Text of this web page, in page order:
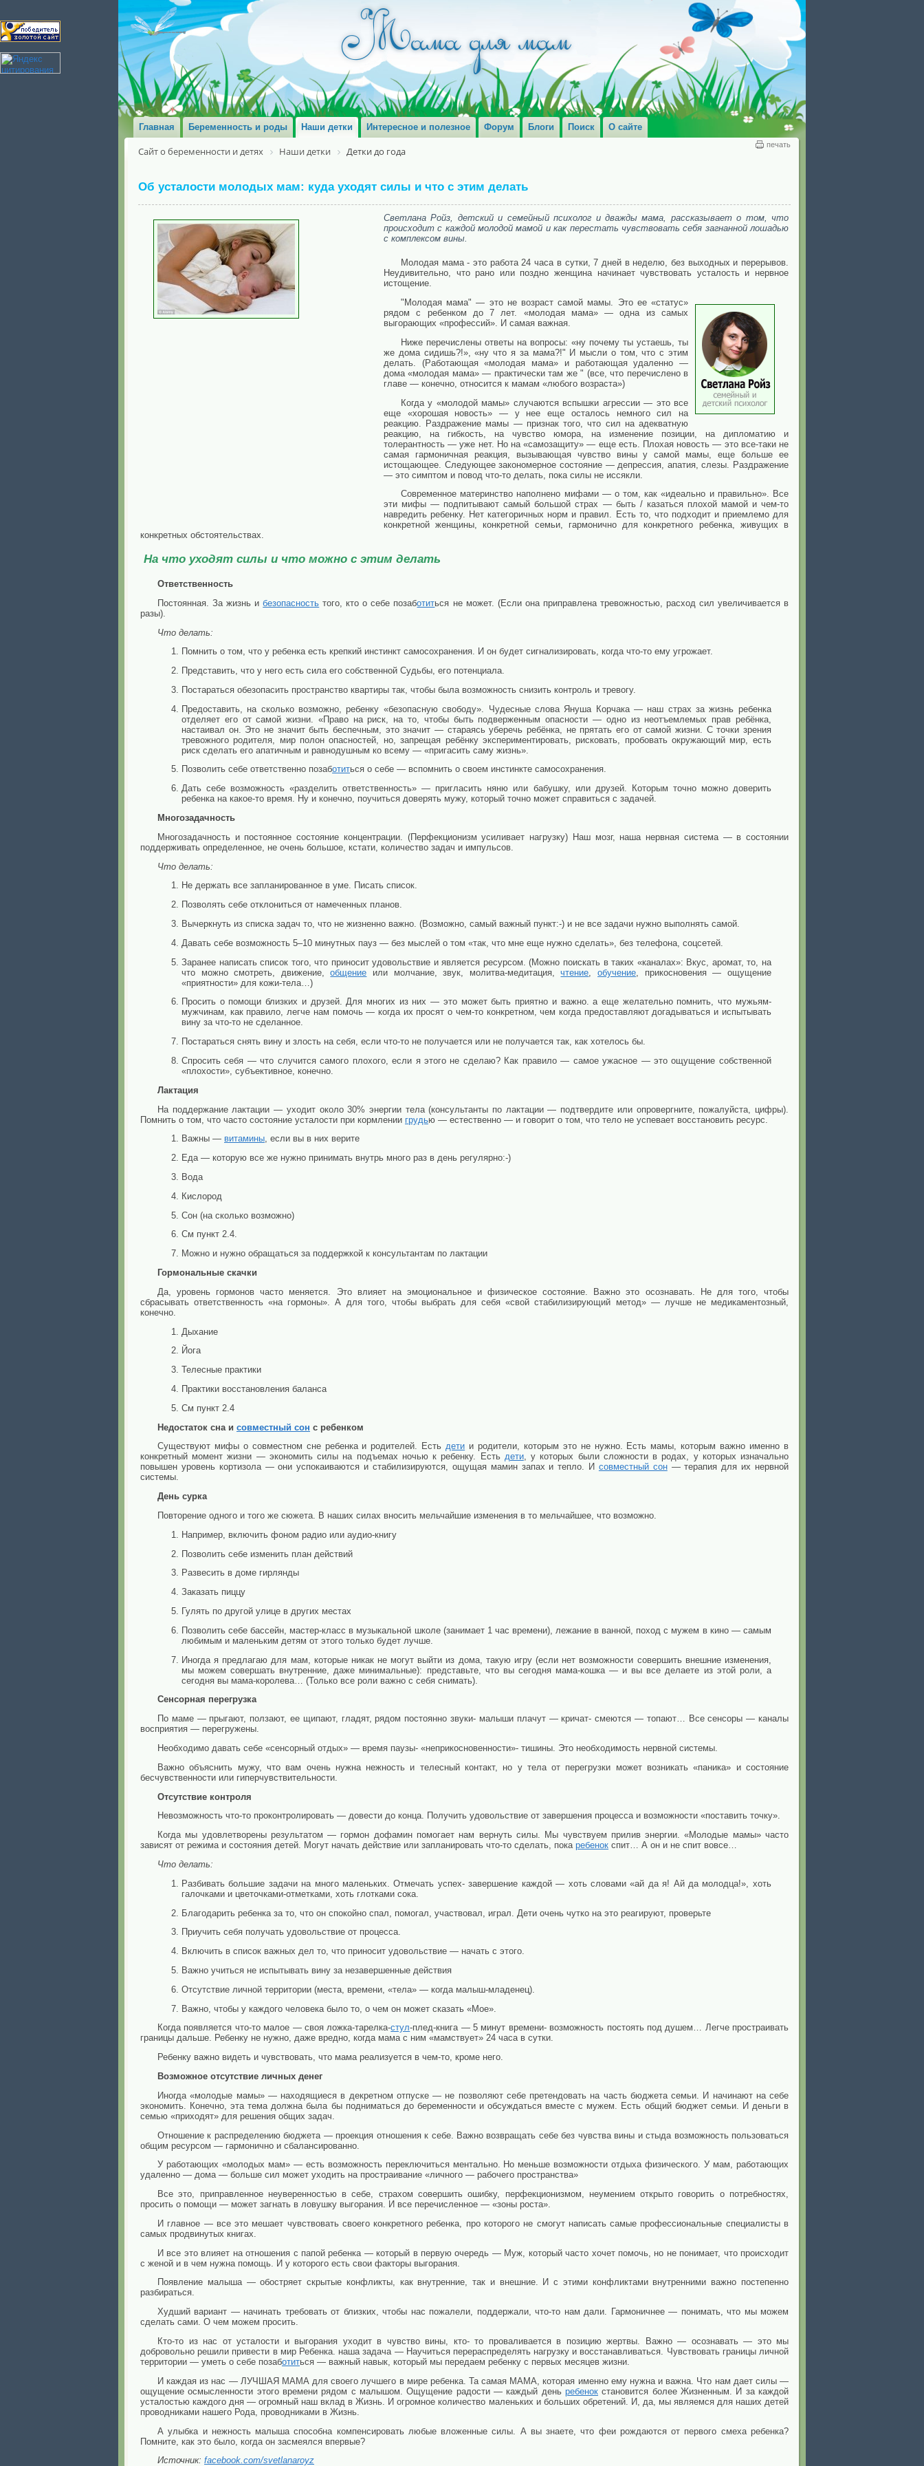
Главная Беременность и роды Наши детки Интересное и полезное Форум Блоги Поиск О сайте
печать
Сайт о беременности и детях Наши детки Детки до года
Об усталости молодых мам: куда уходят силы и что с этим делать
Светлана Ройз, детский и семейный психолог и дважды мама, рассказывает о том, что
происходит с каждой молодой мамой и как перестать чувствовать себя загнанной лошадью
с комплексом вины.
Молодая мама - это работа 24 часа в сутки, 7 дней в неделю, без выходных и перерывов.
Неудивительно, что рано или поздно женщина начинает чувствовать усталость и нервное
истощение.
"Молодая мама" — это не возраст самой мамы. Это ее «статус»
рядом с ребенком до 7 лет. «молодая мама» — одна из самых
выгорающих «профессий». И самая важная.
Ниже перечислены ответы на вопросы: «ну почему ты устаешь, ты
же дома сидишь?!», «ну что я за мама?!" И мысли о том, что с этим
делать. (Работающая «молодая мама» и работающая удаленно —
дома «молодая мама» — практически там же " (все, что перечислено в
главе — конечно, относится к мамам «любого возраста»)
Когда у «молодой мамы» случаются вспышки агрессии — это все
еще «хорошая новость» — у нее еще осталось немного сил на
реакцию. Раздражение мамы — признак того, что сил на адекватную
реакцию, на гибкость, на чувство юмора, на изменение позиции, на дипломатию и
толерантность — уже нет. Но на «самозащиту» — еще есть. Плохая новость — это все-таки не
самая гармоничная реакция, вызывающая чувство вины у самой мамы, еще больше ее
истощающее. Следующее закономерное состояние — депрессия, апатия, слезы. Раздражение
— это симптом и повод что-то делать, пока силы не иссякли.
Современное материнство наполнено мифами — о том, как «идеально и правильно». Все
эти мифы — подпитывают самый большой страх — быть / казаться плохой мамой и чем-то
навредить ребенку. Нет категоричных норм и правил. Есть то, что подходит и приемлемо для
конкретной женщины, конкретной семьи, гармонично для конкретного ребенка, живущих в
конкретных обстоятельствах.
На что уходят силы и что можно с этим делать
Ответственность
Постоянная. За жизнь ибезопасность того, кто о себе позаботиться не может. (Если она приправлена тревожностью, расход сил увеличивается в
разы).
Что делать:
Помнить о том, что у ребенка есть крепкий инстинкт самосохранения. И он будет сигнализировать, когда что-то ему угрожает.
Представить, что у него есть сила его собственной Судьбы, его потенциала.
Постараться обезопасить пространство квартиры так, чтобы была возможность снизить контроль и тревогу.
Предоставить, на сколько возможно, ребенку «безопасную свободу». Чудесные слова Януша Корчака — наш страх за жизнь ребенка
отделяет его от самой жизни. «Право на риск, на то, чтобы быть подверженным опасности — одно из неотъемлемых прав ребёнка,
настаивал он. Это не значит быть беспечным, это значит — стараясь уберечь ребёнка, не прятать его от самой жизни. С точки зрения
тревожного родителя, мир полон опасностей, но, запрещая ребёнку экспериментировать, рисковать, пробовать окружающий мир, есть
риск сделать его апатичным и равнодушным ко всему — «пригасить саму жизнь».
Позволить себе ответственно позаботиться о себе — вспомнить о своем инстинкте самосохранения.
Дать себе возможность «разделить ответственность» — пригласить няню или бабушку, или друзей. Которым точно можно доверить
ребенка на какое-то время. Ну и конечно, поучиться доверять мужу, который точно может справиться с задачей.
Многозадачность
Многозадачность и постоянное состояние концентрации. (Перфекционизм усиливает нагрузку) Наш мозг, наша нервная система — в состоянии
поддерживать определенное, не очень большое, кстати, количество задач и импульсов.
Что делать:
Не держать все запланированное в уме. Писать список.
Позволять себе отклониться от намеченных планов.
Вычеркнуть из списка задач то, что не жизненно важно. (Возможно, самый важный пункт:-) и не все задачи нужно выполнять самой.
Давать себе возможность 5–10 минутных пауз — без мыслей о том «так, что мне еще нужно сделать», без телефона, соцсетей.
Заранее написать список того, что приносит удовольствие и является ресурсом. (Можно поискать в таких «каналах»: Вкус, аромат, то, на
что можно смотреть, движение,общение или молчание, звук, молитва-медитация,чтение ,обучение , прикосновения — ощущение
«приятности» для кожи-тела…)
Просить о помощи близких и друзей. Для многих из них — это может быть приятно и важно. а еще желательно помнить, что мужьям-
мужчинам, как правило, легче нам помочь — когда их просят о чем-то конкретном, чем когда предоставляют догадываться и испытывать
вину за что-то не сделанное.
Постараться снять вину и злость на себя, если что-то не получается или не получается так, как хотелось бы.
Спросить себя — что случится самого плохого, если я этого не сделаю? Как правило — самое ужасное — это ощущение собственной
«плохости», субъективное, конечно.
Лактация
На поддержание лактации — уходит около 30% энергии тела (консультанты по лактации — подтвердите или опровергните, пожалуйста, цифры).
Помнить о том, что часто состояние усталости при кормлении грудью — естественно — и говорит о том, что тело не успевает восстановить ресурс.
Важны — витамины, если вы в них верите
Еда — которую все же нужно принимать внутрь много раз в день регулярно:-)
Вода
Кислород
Сон (на сколько возможно)
См пункт 2.4.
Можно и нужно обращаться за поддержкой к консультантам по лактации
Гормональные скачки
Да, уровень гормонов часто меняется. Это влияет на эмоциональное и физическое состояние. Важно это осознавать. Не для того, чтобы
сбрасывать ответственность «на гормоны». А для того, чтобы выбрать для себя «свой стабилизирующий метод» — лучше не медикаментозный,
конечно.
Дыхание
Йога
Телесные практики
Практики восстановления баланса
См пункт 2.4
Недостаток сна и совместный сон с ребенком
Существуют мифы о совместном сне ребенка и родителей. Естьдети и родители, которым это не нужно. Есть мамы, которым важно именно в
конкретный момент жизни — экономить силы на подъемах ночью к ребенку. Есть дети, у которых были сложности в родах, у которых изначально
повышен уровень кортизола — они успокаиваются и стабилизируются, ощущая мамин запах и тепло. И совместный сон— терапия для их нервной
системы.
День сурка
Повторение одного и того же сюжета. В наших силах вносить мельчайшие изменения в то мельчайшее, что возможно.
Например, включить фоном радио или аудио-книгу
Позволить себе изменить план действий
Развесить в доме гирлянды
Заказать пиццу
Гулять по другой улице в других местах
Позволить себе бассейн, мастер-класс в музыкальной школе (занимает 1 час времени), лежание в ванной, поход с мужем в кино — самым
любимым и маленьким детям от этого только будет лучше.
Иногда я предлагаю для мам, которые никак не могут выйти из дома, такую игру (если нет возможности совершить внешние изменения,
мы можем совершать внутренние, даже минимальные): представьте, что вы сегодня мама-кошка — и вы все делаете из этой роли, а
сегодня вы мама-королева… (Только все роли важно с себя снимать).
Сенсорная перегрузка
По маме — прыгают, ползают, ее щипают, гладят, рядом постоянно звуки- малыши плачут — кричат- смеются — топают… Все сенсоры — каналы
восприятия — перегружены.
Необходимо давать себе «сенсорный отдых» — время паузы- «неприкосновенности»- тишины. Это необходимость нервной системы.
Важно объяснить мужу, что вам очень нужна нежность и телесный контакт, но у тела от перегрузки может возникать «паника» и состояние
бесчувственности или гиперчувствительности.
Отсутствие контроля
Невозможность что-то проконтролировать — довести до конца. Получить удовольствие от завершения процесса и возможности «поставить точку».
Когда мы удовлетворены результатом — гормон дофамин помогает нам вернуть силы. Мы чувствуем прилив энергии. «Молодые мамы» часто
зависят от режима и состояния детей. Могут начать действие или запланировать что-то сделать, пока ребенок спит… А он и не спит вовсе…
Что делать:
Разбивать большие задачи на много маленьких. Отмечать успех- завершение каждой — хоть словами «ай да я! Ай да молодца!», хоть
галочками и цветочками-отметками, хоть глотками сока.
Благодарить ребенка за то, что он спокойно спал, помогал, участвовал, играл. Дети очень чутко на это реагируют, проверьте
Приучить себя получать удовольствие от процесса.
Включить в список важных дел то, что приносит удовольствие — начать с этого.
Важно учиться не испытывать вину за незавершенные действия
Отсутствие личной территории (места, времени, «тела» — когда малыш-младенец).
Важно, чтобы у каждого человека было то, о чем он может сказать «Мое».
Когда появляется что-то малое — своя ложка-тарелка-стул-плед-книга — 5 минут времени- возможность постоять под душем… Легче простраивать
границы дальше. Ребенку не нужно, даже вредно, когда мама с ним «мамствует» 24 часа в сутки.
Ребенку важно видеть и чувствовать, что мама реализуется в чем-то, кроме него.
Возможное отсутствие личных денег
Иногда «молодые мамы» — находящиеся в декретном отпуске — не позволяют себе претендовать на часть бюджета семьи. И начинают на себе
экономить. Конечно, эта тема должна была бы подниматься до беременности и обсуждаться вместе с мужем. Есть общий бюджет семьи. И деньги в
семью «приходят» для решения общих задач.
Отношение к распределению бюджета — проекция отношения к себе. Важно возвращать себе без чувства вины и стыда возможность пользоваться
общим ресурсом — гармонично и сбалансированно.
У работающих «молодых мам» — есть возможность переключиться ментально. Но меньше возможности отдыха физического. У мам, работающих
удаленно — дома — больше сил может уходить на простраивание «личного — рабочего пространства»
Все это, приправленное неуверенностью в себе, страхом совершить ошибку, перфекционизмом, неумением открыто говорить о потребностях,
просить о помощи — может загнать в ловушку выгорания. И все перечисленное — «зоны роста».
И главное — все это мешает чувствовать своего конкретного ребенка, про которого не смогут написать самые профессиональные специалисты в
самых продвинутых книгах.
И все это влияет на отношения с папой ребенка — который в первую очередь — Муж, который часто хочет помочь, но не понимает, что происходит
с женой и в чем нужна помощь. И у которого есть свои факторы выгорания.
Появление малыша — обостряет скрытые конфликты, как внутренние, так и внешние. И с этими конфликтами внутренними важно постепенно
разбираться.
Худший вариант — начинать требовать от близких, чтобы нас пожалели, поддержали, что-то нам дали. Гармоничнее — понимать, что мы можем
сделать сами. О чем можем просить.
Кто-то из нас от усталости и выгорания уходит в чувство вины, кто- то проваливается в позицию жертвы. Важно — осознавать — это мы
добровольно решили привести в мир Ребенка. наша задача — Научиться перераспределять нагрузку и восстанавливаться. Чувствовать границы личной
территории — уметь о себе позаботиться — важный навык, который мы передаем ребенку с первых месяцев жизни.
И каждая из нас — ЛУЧШАЯ МАМА для своего лучшего в мире ребенка. Та самая МАМА, которая именно ему нужна и важна. Что нам дает силы —
ощущение осмысленности этого времени рядом с малышом. Ощущение радости — каждый день ребенок становится более Жизненным. И за каждой
усталостью каждого дня — огромный наш вклад в Жизнь. И огромное количество маленьких и больших обретений. И, да, мы являемся для наших детей
проводниками нашего Рода, проводниками в Жизнь.
А улыбка и нежность малыша способна компенсировать любые вложенные силы. А вы знаете, что феи рождаются от первого смеха ребенка?
Помните, как это было, когда он засмеялся впервые?
Источник: facebook.com/svetlanaroyz